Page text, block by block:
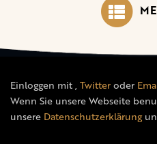
Einloggen mit, Twitteroder
Wenn Sie unsere Webseite
unsere Datenschutzerklärung